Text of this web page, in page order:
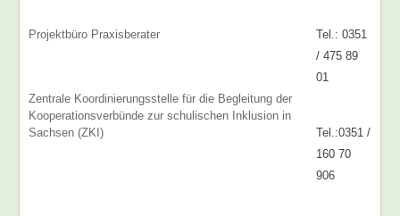
Projektbüro Praxisberater
Tel.: 0351
/ 475 89
01
Zentrale Koordinierungsstelle für die Begleitung der
Kooperationsverbünde zur schulischen Inklusion in
Sachsen (ZKI)
Tel.:0351 /
160 70
906